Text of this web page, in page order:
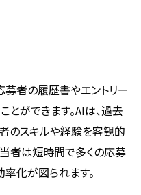
募者の履歴書やエントリー
ができます。AIは、過去
のスキルや経験を客観的
当者は短時間で多くの応募
化が図られます。